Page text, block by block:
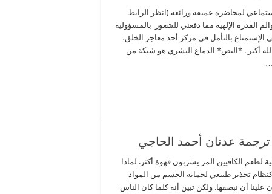
لمحاضرة عميقة ورائعة (انظر الرابط
القدرة الإلهية مما دفعني للشعور بالمسؤولية
الإستمتاع بالتأمل في مركز أحد معاجز الخلق،
والله أكبر . *النص* الدماغ البشري هو شبكة من
…
ـ ترجمة عدنان أحمد الحاجي
لطعم الكافيين المر يشربون قهوة أكثر. لماذا
تحذير طبيعي لحماية الجسم من المواد
أن نبصقها. ولكن تبين أنه كلما كان الناس